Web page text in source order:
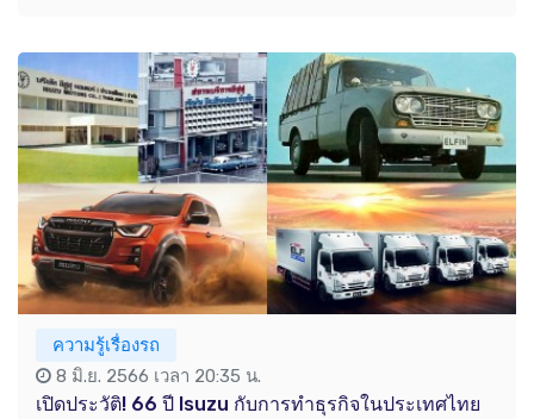
ความรู้เรื่องรถ
8 มิ.ย. 2566 เวลา 20:35 น.
เปิดประวัติ! 66 ปี Isuzu กับการทำธุรกิจในประเทศไทย